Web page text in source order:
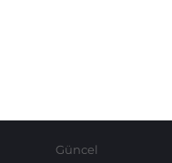
Güncel